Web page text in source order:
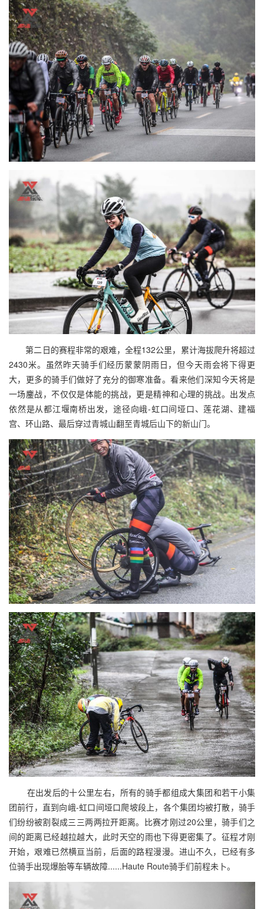
第二日的赛程非常的艰难，全程132公里，累计海拔爬升将超过
2430米。虽然昨天骑手们经历蒙蒙阴雨日，但今天雨会将下得更
大，更多的骑手们做好了充分的御寒准备。看来他们深知今天将是
一场鏖战，不仅仅是体能的挑战，更是精神和心理的挑战。出发点
依然是从都江堰南桥出发，途径向峨-虹口间垭口、莲花湖、建福
宫、环山路、最后穿过青城山翻至青城后山下的新山门。
在出发后的十公里左右，所有的骑手都组成大集团和若干小集
团前行，直到向峨-虹口间垭口爬坡段上，各个集团均被打散，骑手
们纷纷被割裂成三三两两拉开距离。比赛才刚过20公里，骑手们之
间的距离已经越拉越大，此时天空的雨也下得更密集了。征程才刚
开始，艰难已然横亘当前，后面的路程漫漫。进山不久，已经有多
位骑手出现爆胎等车辆故障......Haute Route骑手们前程未卜。